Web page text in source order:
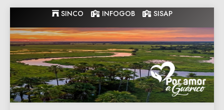
to
content
SINCO INFOGOB SISAP
Gobernacion
de Guarico
Gobernacion de Guarico